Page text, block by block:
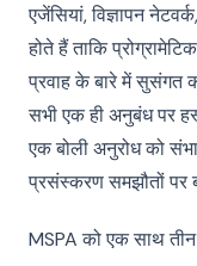
एजेंसियां, विज्ञापन
होते हैं ताकि
प्रवाह के बारे में सुसंगत
सभी एक ही अनुबंध पर
एक बोली अनुरोध को
प्रसंस्करण समझौतों पर
MSPA को एक साथ